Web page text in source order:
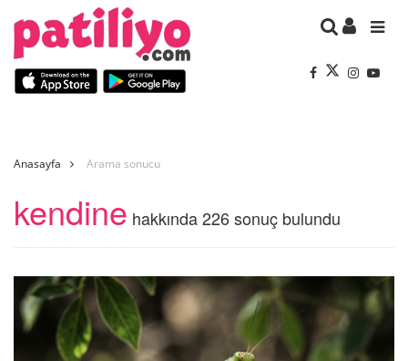
Anasayfa Arama sonucu
kendine hakkında 226 sonuç bulundu